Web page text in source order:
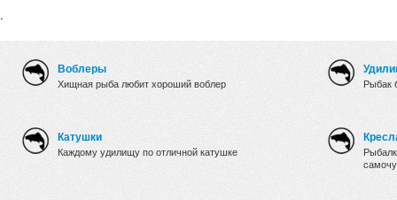
.
Воблеры
Хищная рыба любит хороший воблер
Катушки
Каждому удилищу по отличной катушке
Рыбак